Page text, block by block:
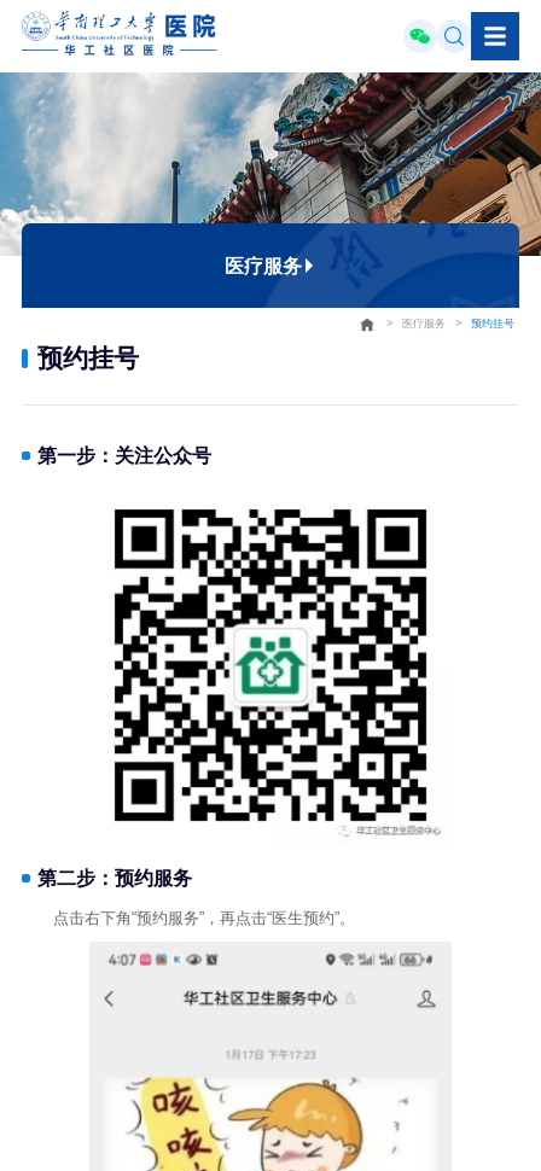
医疗服务
安宁疗护
> 医疗服务 > 预约挂号
预约挂号
第一步：关注公众号
第二步：预约服务
点击右下角“预约服务”，再点击“医生预约”。